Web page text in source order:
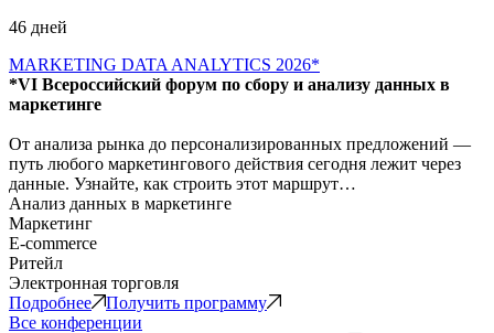
46 дней
MARKETING DATA ANALYTICS 2026*
*VI Всероссийский форум по сбору и анализу данных в
маркетинге
От анализа рынка до персонализированных предложений —
путь любого маркетингового действия сегодня лежит через
данные. Узнайте, как строить этот маршрут…
Анализ данных в маркетинге
Маркетинг
E-commerce
Ритейл
Электронная торговля
Подробнее
Получить программу
Все конференции